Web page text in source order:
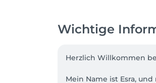
Wichtige
Herzlich Willkommen
Mein Name ist Esra,